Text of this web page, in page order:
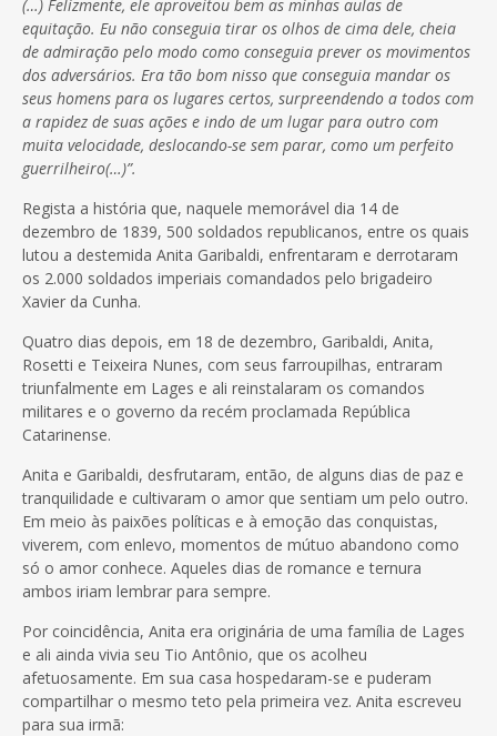
(…) Felizmente, ele aproveitou bem as minhas aulas de
equitação. Eu não conseguia tirar os olhos de cima dele, cheia
de admiração pelo modo como conseguia prever os movimentos
dos adversários. Era tão bom nisso que conseguia mandar os
seus homens para os lugares certos, surpreendendo a todos com
a rapidez de suas ações e indo de um lugar para outro com
muita velocidade, deslocando-se sem parar, como um perfeito
guerrilheiro(…)”.
Regista a história que, naquele memorável dia 14 de
dezembro de 1839, 500 soldados republicanos, entre os quais
lutou a destemida Anita Garibaldi, enfrentaram e derrotaram
os 2.000 soldados imperiais comandados pelo brigadeiro
Xavier da Cunha.
Quatro dias depois, em 18 de dezembro, Garibaldi, Anita,
Rosetti e Teixeira Nunes, com seus farroupilhas, entraram
triunfalmente em Lages e ali reinstalaram os comandos
militares e o governo da recém proclamada República
Catarinense.
Anita e Garibaldi, desfrutaram, então, de alguns dias de paz e
tranquilidade e cultivaram o amor que sentiam um pelo outro.
Em meio às paixões políticas e à emoção das conquistas,
viverem, com enlevo, momentos de mútuo abandono como
só o amor conhece. Aqueles dias de romance e ternura
ambos iriam lembrar para sempre.
Por coincidência, Anita era originária de uma família de Lages
e ali ainda vivia seu Tio Antônio, que os acolheu
afetuosamente. Em sua casa hospedaram-se e puderam
compartilhar o mesmo teto pela primeira vez. Anita escreveu
para sua irmã: